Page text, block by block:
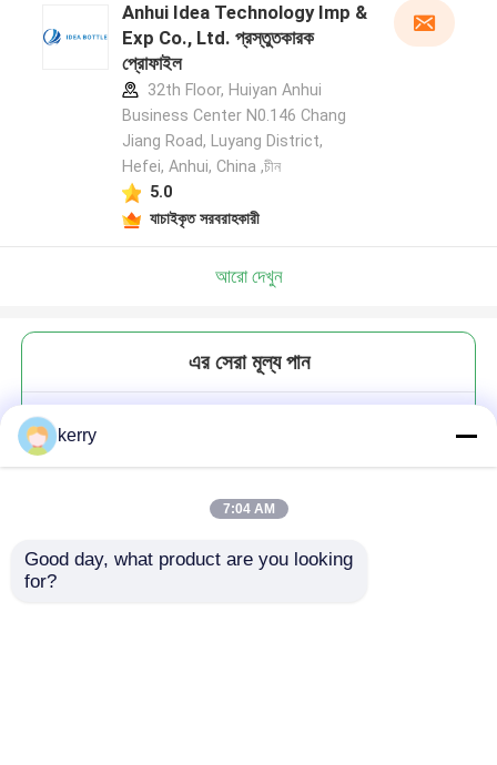
Anhui Idea Technology Imp &
Exp Co., Ltd. প্রস্তুতকারক
প্রোফাইল
32th Floor, Huiyan Anhui
Business Center N0.146 Chang
Jiang Road, Luyang District,
Hefei, Anhui, China ,চীন
5.0
যাচাইকৃত সরবরাহকারী
আরো দেখুন
এর সেরা মূল্য পান
kerry
7:04 AM
Good day, what product are you looking
for?